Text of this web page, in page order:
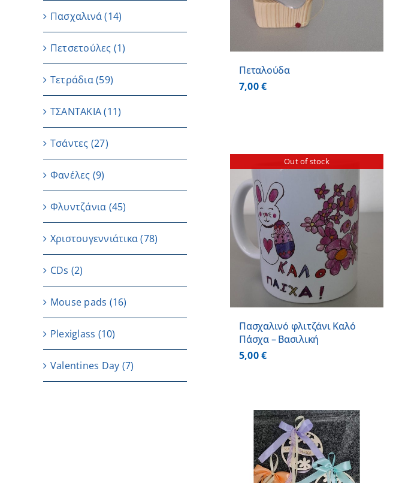
Πεταλούδα
7,00€
Out of stock
ΛΕΠΤΟΜΕΡΕΙΕΣ
Πασχαλινό φλιτζάνι Καλό
Πάσχα – Βασιλική
5,00€
ΠΡΟΣΘΗΚΗ ΣΤΟ ΚΑΛΑΘΙ
ΛΕΠΤΟΜΕΡΕΙΕΣ
Πασχαλινά (14)
Πετσετούλες (1)
Τετράδια(59)
ΤΣΑΝΤΑΚΙΑ (11)
Τσάντες (27)
Φανέλες (9)
Φλυντζάνια (45)
Χριστουγεννιάτικα(78)
CDs (2)
Μouse pads (16)
Plexiglass (10)
Valentines Day (7)